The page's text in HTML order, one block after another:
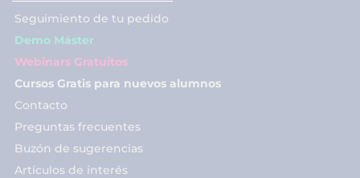
Seguimiento de tu pedido
Demo Máster
Webinars Gratuitos
Cursos Gratis para nuevos alumnos
Contacto
Preguntas frecuentes
Buzón de sugerencias
Artículos de interés